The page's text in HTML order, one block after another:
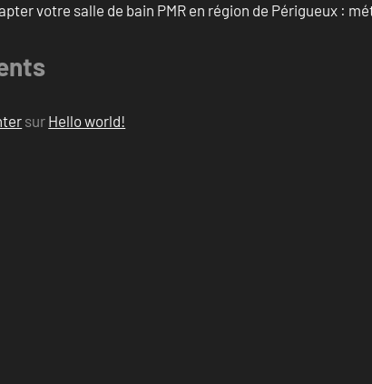
votre salle de bain PMR en région de Périgueux :
sur Hello world!